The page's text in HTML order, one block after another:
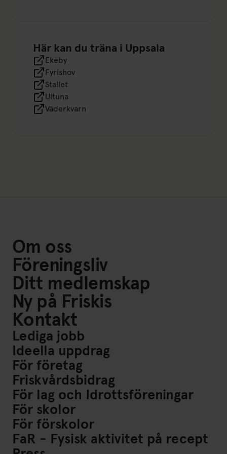
Här kan du träna i Uppsala
Ekeby
Fyrishov
Stallet
Ultuna
Väderkvarn
Om oss
Föreningsliv
Ditt medlemskap
Ny på Friskis
Kontakt
Lediga jobb
Ideella uppdrag
För företag
Friskvårdsbidrag
För lag och Idrottsföreningar
För skolor
För förskolor
FaR - Fysisk aktivitet på recept